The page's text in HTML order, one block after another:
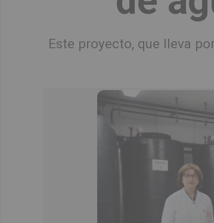
Este proyecto, que lleva